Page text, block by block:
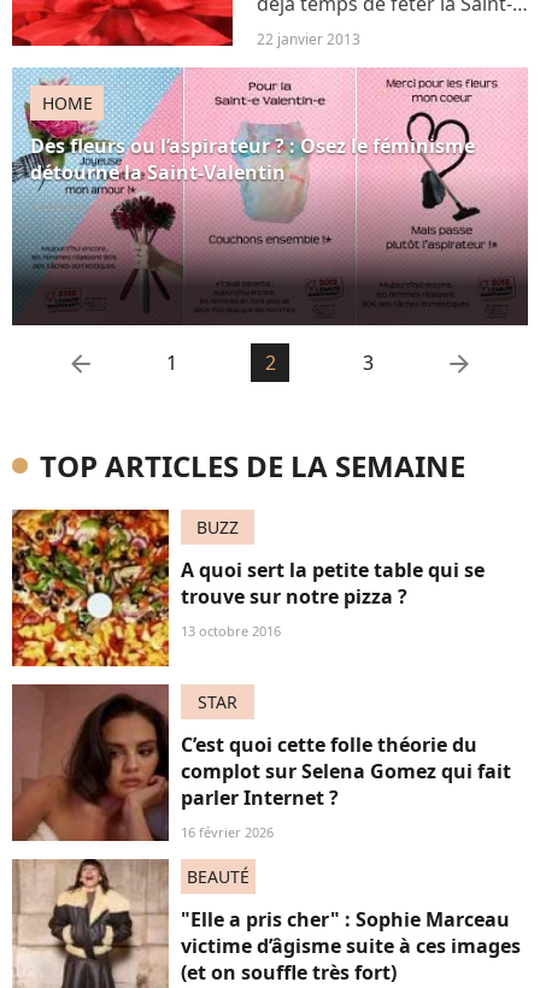
Valentin, fête des amoureux
par excellence et moment de
panique extrême pour
certains. Si vous n’avez
aucune idée de cadeau...
22 janvier 2013
HOME
Des fleurs ou l’aspirateur ? : Osez le féminisme
détourne la Saint-Valentin
14 février 2012
arrow_left 1 2 3 arrow_right
TOP ARTICLES DE LA SEMAINE
BUZZ
A quoi sert la petite table qui se
trouve sur notre pizza ?
13 octobre 2016
STAR
C’est quoi cette folle théorie du
complot sur Selena Gomez qui fait
parler Internet ?
16 février 2026
BEAUTÉ
"Elle a pris cher" : Sophie Marceau
victime d’âgisme suite à ces images
(et on souffle très fort)